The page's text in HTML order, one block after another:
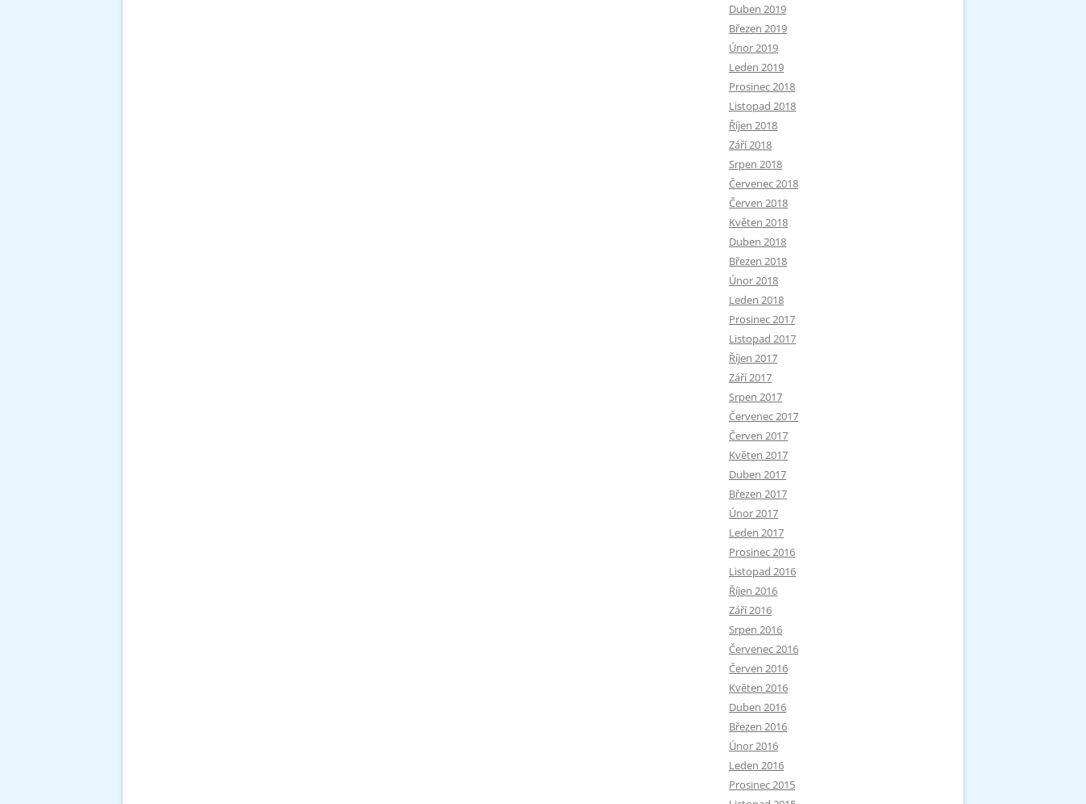
Duben 2019
Březen 2019
Únor 2019
Leden 2019
Prosinec 2018
Listopad 2018
Říjen 2018
Září 2018
Srpen 2018
Červenec 2018
Červen 2018
Květen 2018
Duben 2018
Březen 2018
Únor 2018
Leden 2018
Prosinec 2017
Listopad 2017
Říjen 2017
Září 2017
Srpen 2017
Červenec 2017
Červen 2017
Květen 2017
Duben 2017
Březen 2017
Únor 2017
Leden 2017
Prosinec 2016
Listopad 2016
Říjen 2016
Září 2016
Srpen 2016
Červenec 2016
Červen 2016
Květen 2016
Duben 2016
Březen 2016
Únor 2016
Leden 2016
Prosinec 2015